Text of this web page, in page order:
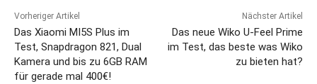
Vorheriger Artikel
Das Xiaomi MI5S Plus im
Test, Snapdragon 821, Dual
Kamera und bis zu 6GB RAM
für gerade mal 400€!
Nächster Artikel
Das neue Wiko U-Feel Prime
im Test, das beste was Wiko
zu bieten hat?